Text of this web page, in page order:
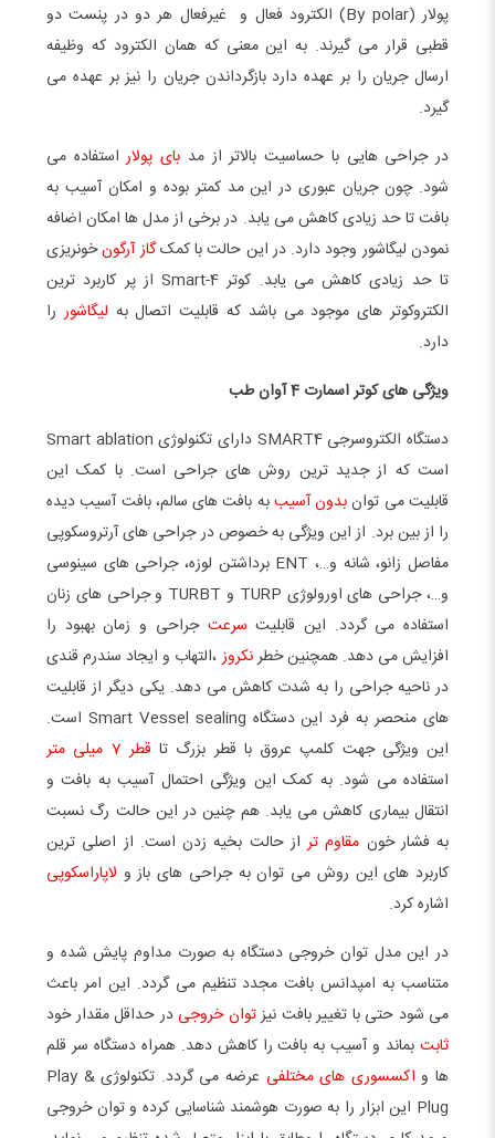
پولار (By polar) الکترود فعال و غیرفعال هر دو در پنست دو
قطبی قرار می گیرند. به این معنی که همان الکترود که وظیفه
ارسال جریان را بر عهده دارد بازگرداندن جریان را نیز بر عهده می
گیرد.
در جراحی هایی با حساسیت بالاتر از مد بای پولاراستفاده می
شود. چون جریان عبوری در این مد کمتر بوده و امکان آسیب به
بافت تا حد زیادی کاهش می یابد. در برخی از مدل ها امکان اضافه
نمودن لیگاشور وجود دارد. در این حالت با کمکگاز آرگونخونریزی
تا حد زیادی کاهش می یابد. کوتر Smart-4 از پر کاربرد ترین
الکتروکوتر های موجود می باشد که قابلیت اتصال به لیگاشور را
دارد.
ویژگی های کوتر اسمارت 4 آوان طب
دستگاه الکتروسرجی SMART4 دارای تکنولوژی Smart ablation
است که از جدید ترین روش های جراحی است. با کمک این
قابلیت می توانبدون آسیببه بافت های سالم، بافت آسیب دیده
را از بین برد. از این ویژگی به خصوص در جراحی های آرتروسکوپی
مفاصل زانو، شانه و…، ENT برداشتن لوزه، جراحی های سینوسی
و…، جراحی های اورولوژی TURP و TURBT و جراحی های زنان
استفاده می گردد. این قابلیت سرعت جراحی و زمان بهبود را
افزایش می دهد. همچنین خطرنکروز ،التهاب و ایجاد سندرم قندی
در ناحیه جراحی را به شدت کاهش می دهد. یکی دیگر از قابلیت
های منحصر به فرد این دستگاه Smart Vessel sealing است.
این ویژگی جهت کلمپ عروق با قطر بزرگ تا قطر 7 میلی متر
استفاده می شود. به کمک این ویژگی احتمال آسیب به بافت و
انتقال بیماری کاهش می یابد. هم چنین در این حالت رگ نسبت
به فشار خون مقاوم تر از حالت بخیه زدن است. از اصلی ترین
کاربرد های این روش می توان به جراحی های باز و لاپاراسکوپی
اشاره کرد.
در این مدل توان خروجی دستگاه به صورت مداوم پایش شده و
متناسب به امپدانس بافت مجدد تنظیم می گردد. این امر باعث
می شود حتی با تغییر بافت نیزتوان خروجی در حداقل مقدار خود
ثابت بماند و آسیب به بافت را کاهش دهد. همراه دستگاه سر قلم
ها و اکسسوری های مختلفی
عرضه می گردد. تکنولوژی Play &
Plug این ابزار را به صورت هوشمند شناسایی کرده و توان خروجی